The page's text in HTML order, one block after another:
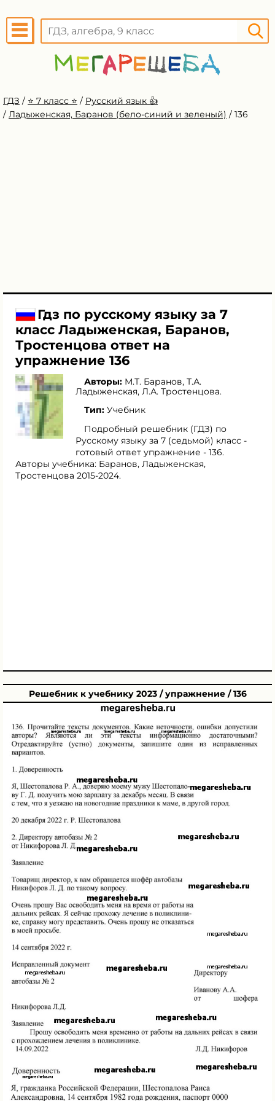
ГДЗ / ⭐️ 7 класс ⭐️ / Русский язык 👍
/ Ладыженская, Баранов (бело-синий и зеленый) / 136
Гдз по русскому языку за 7
класс Ладыженская, Баранов,
Тростенцова ответ на
упражнение 136
Авторы: М.Т. Баранов, Т.А.
Ладыженская, Л.А. Тростенцова.
Тип: Учебник
Подробный решебник (ГДЗ) по
Русскому языку за 7 (седьмой) класс -
готовый ответ упражнение - 136.
Авторы учебника: Баранов, Ладыженская,
Тростенцова 2015-2024.
Решебник к учебнику 2023 / упражнение / 136